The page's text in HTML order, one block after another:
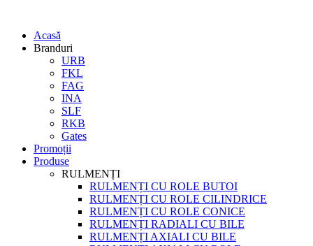
Acasă
Branduri
URB
FKL
FAG
INA
SLF
RKB
Gates
Promoții
Produse
RULMENȚI
RULMENȚI CU ROLE BUTOI
RULMENȚI CU ROLE CILINDRICE
RULMENȚI CU ROLE CONICE
RULMENȚI RADIALI CU BILE
RULMENȚI AXIALI CU BILE